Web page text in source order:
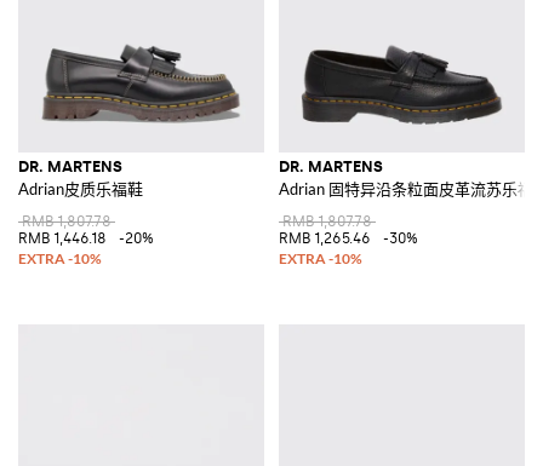
DR. MARTENS
Adrian皮质乐福鞋
RMB 1,807.78
RMB 1,446.18
-20%
DR. MARTENS
Adrian 固特异沿条粒面皮革流苏乐福
RMB 1,807.78
RMB 1,265.46
-30%